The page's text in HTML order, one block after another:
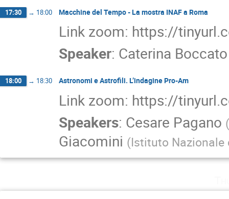
17:30 → 18:00 Macchine del Tempo - La mostra INAF a Roma
Link zoom: https://
Speaker: Caterina Boccato
18:00 → 18:30 Astronomi e Astrofili. L’indagine Pro-Am
Link zoom: https://
Speakers: Cesare Pagano (
Giacomini (Istituto